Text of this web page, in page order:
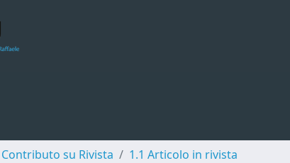
Contributo su Rivista 1.1 Articolo in rivista